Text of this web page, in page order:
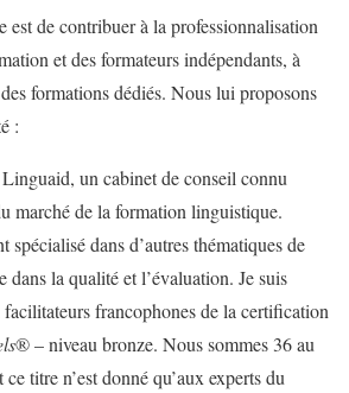
est de contribuer à la professionnalisation
et des formateurs indépendants, à
formations dédiés. Nous lui proposons
:
un cabinet de conseil connu
marché de la formation linguistique.
spécialisé dans d’autres thématiques de
dans la qualité et l’évaluation. Je suis
francophones de la certification
® – niveau bronze. Nous sommes 36 au
titre n’est donné qu’aux experts du